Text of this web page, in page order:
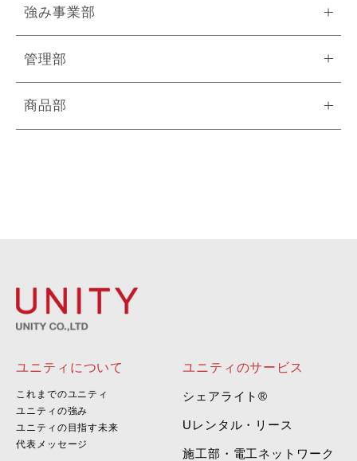
強み事業部
管理部
商品部
ユニティについて
これまでのユニティ
ユニティの強み
ユニティの目指す未来
代表メッセージ
ユニティのサービス
シェアライト®
Uレンタル・リース
施工部・電工ネットワーク